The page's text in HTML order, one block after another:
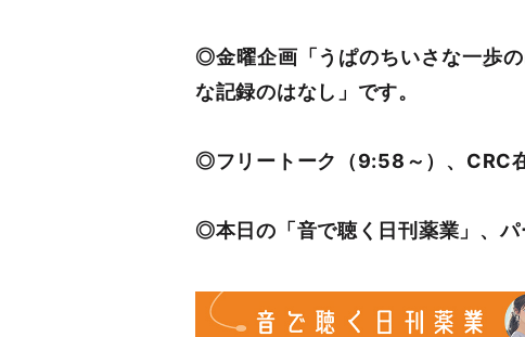
◎金曜企画「うぱのちいさな一歩
な記録のはなし」です。
◎フリートーク（9:58～）、CRC
◎本日の「音で聴く日刊薬業」、パ